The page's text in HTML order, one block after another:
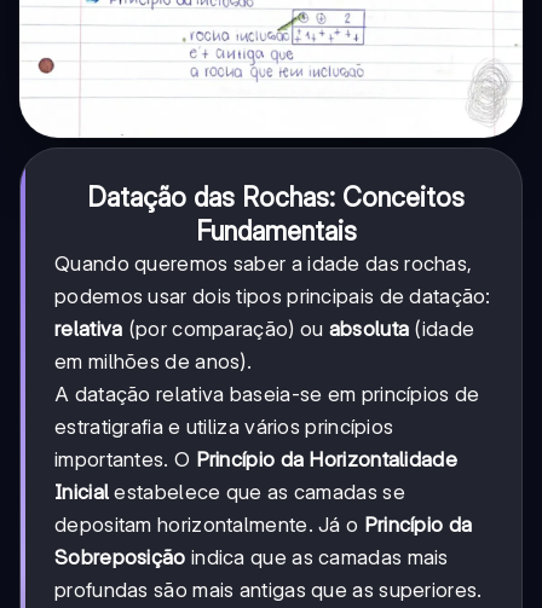
Datação das Rochas: Conceitos
Fundamentais
Quando queremos saber a idade das rochas,
podemos usar dois tipos principais de datação:
relativa (por comparação) ou absoluta (idade
em milhões de anos).
A datação relativa baseia-se em princípios de
estratigrafia e utiliza vários princípios
importantes. O Princípio da Horizontalidade
Inicial estabelece que as camadas se
depositam horizontalmente. Já o Princípio da
Sobreposição indica que as camadas mais
profundas são mais antigas que as superiores.